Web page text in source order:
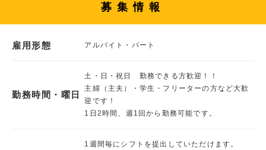
募集情報
雇用形態 アルバイト・パート
勤務時間・曜日
土・日・祝日 勤務できる方歓迎！！
主婦（主夫）・学生・フリーターの方など大歓
迎です！
1日2時間、週1回から勤務可能です。
1週間毎にシフトを提出していただけます。